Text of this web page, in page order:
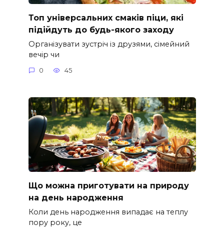
Топ універсальних смаків піци, які
підійдуть до будь-якого заходу
Організувати зустріч із друзями, сімейний
вечір чи
0 45
Що можна приготувати на природу
на день народження
Коли день народження випадає на теплу
пору року, це